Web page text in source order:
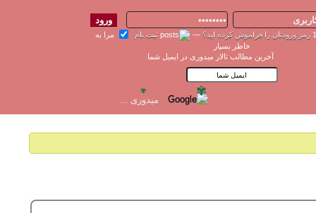
رمز ورودتان را فراموش کرده اید؟ — ثبت نام
مرا به
خاطر بسپار
آخرین مطالب تالار میدوری در ایمیل شما
✾ ✾